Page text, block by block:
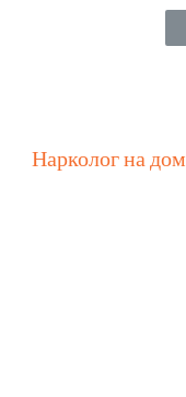
Нарколог на дом